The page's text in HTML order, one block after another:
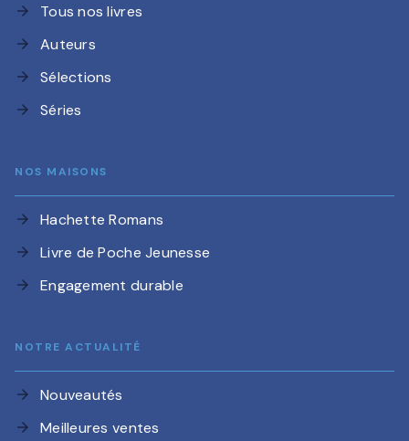
arrow_forward Tous nos livres
arrow_forward Auteurs
arrow_forward Sélections
arrow_forward Séries
NOS MAISONS
arrow_forward Hachette Romans
arrow_forward Livre de Poche Jeunesse
arrow_forward Engagement durable
NOTRE ACTUALITÉ
arrow_forward Nouveautés
arrow_forward Meilleures ventes